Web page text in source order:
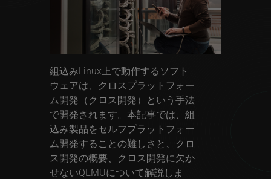
組込みLinux上で動作するソフト
ウェアは、クロスプラットフォー
ム開発（クロス開発）という手法
で開発されます。本記事では、組
込み製品をセルフプラットフォー
ム開発することの難しさと、クロ
ス開発の概要、クロス開発に欠か
せないQEMUについて解説しま